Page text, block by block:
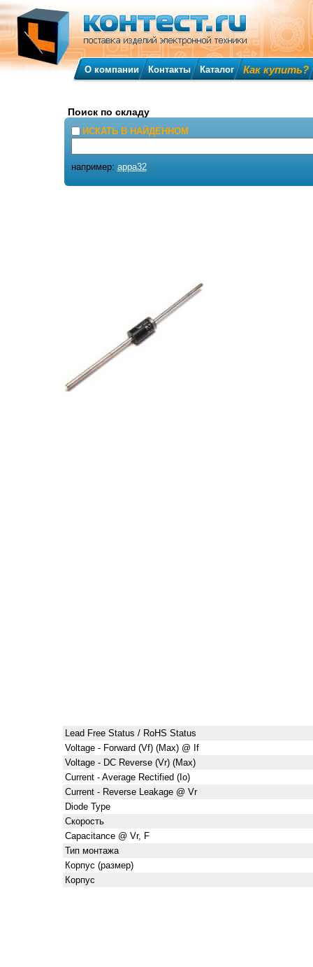
Lead Free Status / RoHS Status
Voltage - Forward (Vf) (Max) @ If
Voltage - DC Reverse (Vr) (Max)
Current - Average Rectified (Io)
Current - Reverse Leakage @ Vr
Diode Type
Скорость
Capacitance @ Vr, F
Тип монтажа
Корпус (размер)
Корпус
О компании Контакты Каталог Как купить?
Поиск по складу
ИСКАТЬ В НАЙДЕННОМ
например: appa32